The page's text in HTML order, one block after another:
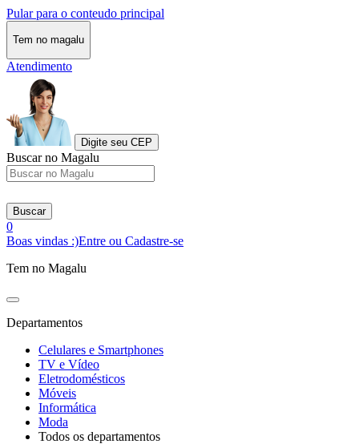
Pular para o conteudo principal
Tem no magalu
Atendimento
Digite seu CEP
Buscar no Magalu
Buscar
0
Boas vindas :)Entre ou Cadastre-se
Tem no Magalu
Departamentos
Celulares e Smartphones
TV e Vídeo
Eletrodomésticos
Móveis
Informática
Moda
Todos os departamentos